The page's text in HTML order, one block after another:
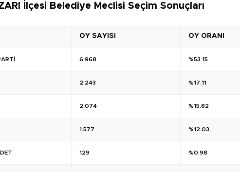
İlçesi Belediye Meclisi Seçim Sonuçları
OY SAYISI OY ORANI
6.968 %53.15
2.243 %17.11
2.074 %15.82
1.577 %12.03
129 %0.98